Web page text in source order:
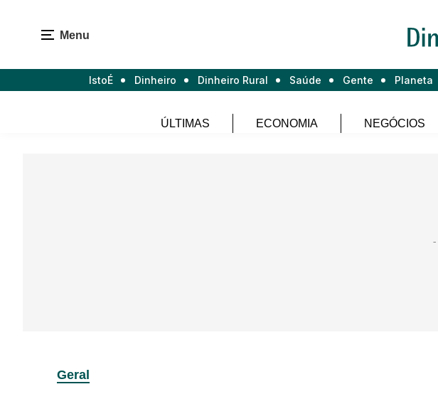
Menu
IstoÉ Dinheiro Dinheiro Rural Saúde Gente Planeta
ÚLTIMAS ECONOMIA NEGÓCIOS
Geral